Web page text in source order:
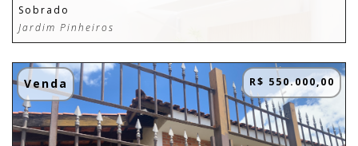
Sobrado
Jardim Pinheiros
Venda R$ 550.000,00